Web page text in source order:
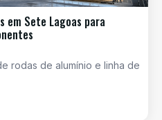
em Sete Lagoas para
rodas de alumínio e linha de